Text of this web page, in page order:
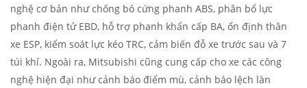
nghệ cơ bản như chống bó cứng phanh ABS, phân bổ lực
phanh điện tử EBD, hỗ trợ phanh khẩn cấp BA, ổn định thân
xe ESP, kiểm soát lực kéo TRC, cảm biến đỗ xe trước sau và 7
túi khí. Ngoài ra, Mitsubishi cũng cung cấp cho xe các công
nghệ hiện đại như cảnh báo điểm mù, cảnh báo lệch làn